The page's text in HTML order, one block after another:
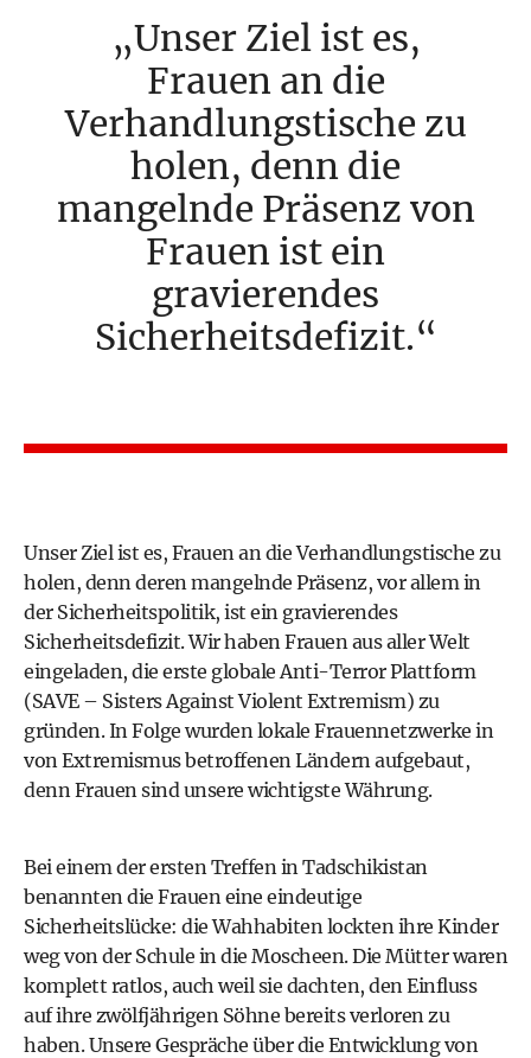
Unser Ziel ist es,
Frauen an die
Verhandlungstische zu
holen, denn die
mangelnde Präsenz von
Frauen ist ein
gravierendes
Sicherheitsdefizit.
Unser Ziel ist es, Frauen an die Verhandlungstische zu
holen, denn deren mangelnde Präsenz, vor allem in
der Sicherheitspolitik, ist ein gravierendes
Sicherheitsdefizit. Wir haben Frauen aus aller Welt
eingeladen, die erste globale Anti-Terror Plattform
(SAVE – Sisters Against Violent Extremism) zu
gründen. In Folge wurden lokale Frauennetzwerke in
von Extremismus betroffenen Ländern aufgebaut,
denn Frauen sind unsere wichtigste Währung.
Bei einem der ersten Treffen in Tadschikistan
benannten die Frauen eine eindeutige
Sicherheitslücke: die Wahhabiten lockten ihre Kinder
weg von der Schule in die Moscheen. Die Mütter waren
komplett ratlos, auch weil sie dachten, den Einfluss
auf ihre zwölfjährigen Söhne bereits verloren zu
haben. Unsere Gespräche über die Entwicklung von